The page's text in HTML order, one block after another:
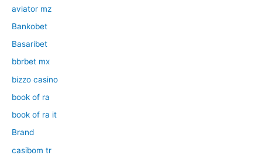
aviator mz
Bankobet
Basaribet
bbrbet mx
bizzo casino
book of ra
book of ra it
Brand
casibom tr